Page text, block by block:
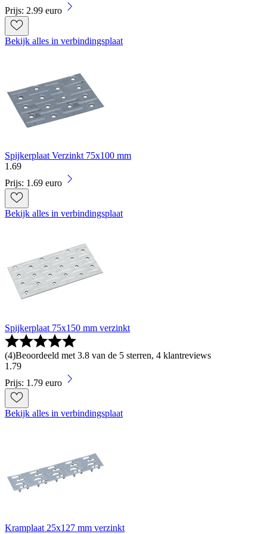
Prijs: 2.99 euro
Bekijk alles in verbindingsplaat
Spijkerplaat Verzinkt 75x100 mm
1 .69
Prijs: 1.69 euro
Bekijk alles in verbindingsplaat
Spijkerplaat 75x150 mm verzinkt
(4)Beoordeeld met 3.8 van de 5 sterren, 4 klantreviews
1 .79
Prijs: 1.79 euro
Bekijk alles in verbindingsplaat
Kramplaat 25x127 mm verzinkt